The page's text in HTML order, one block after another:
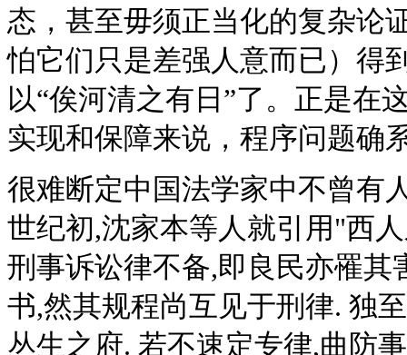
态，甚至毋须正当化的复杂论
怕它们只是差强人意而已）得
以“俟河清之有日”了。正是在
实现和保障来说，程序问题确
很难断定中国法学家中不曾有
世纪初,沈家本等人就引用"西
刑事诉讼律不备,即良民亦罹
书,然其规程尚互见于刑律. 独
丛生之府. 若不速定专律,曲防